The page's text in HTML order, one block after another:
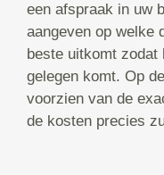
een afspraak in uw
aangeven op welke
beste uitkomt
gelegen komt. Op
voorzien van de
de kosten precies